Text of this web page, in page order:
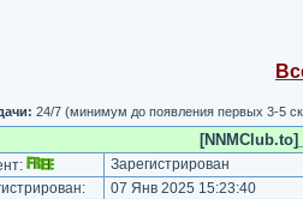
24/7 (минимум до появления первых 3-5
Зарегистрирован
07 Янв 2025 15:23:40